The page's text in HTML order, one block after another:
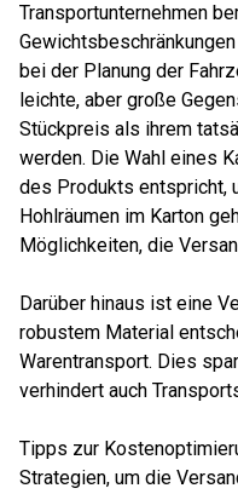
Transportunternehmen
bei der Planung der
leichte, aber große
Stückpreis als ihrem
werden. Die Wahl eines
des Produkts entspricht,
Hohlräumen im Karton
Möglichkeiten, die
Darüber hinaus ist eine
robustem Material
Warentransport. Dies
verhindert auch
Tipps zur
Strategien, um die